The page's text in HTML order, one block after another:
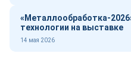
«Металлообработка-
технологии на выставке
14 мая 2026